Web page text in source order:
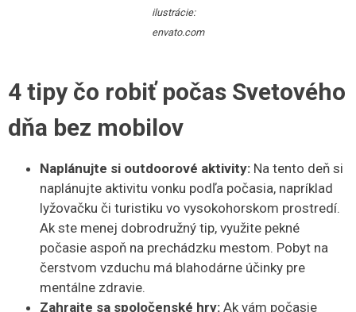
ilustrácie:
envato.com
4 tipy čo robiť počas Svetového
dňa bez mobilov
Naplánujte si outdoorové aktivity: Na tento deň si
naplánujte aktivitu vonku podľa počasia, napríklad
lyžovačku či turistiku vo vysokohorskom prostredí.
Ak ste menej dobrodružný tip, využite pekné
počasie aspoň na prechádzku mestom. Pobyt na
čerstvom vzduchu má blahodárne účinky pre
mentálne zdravie.
Zahrajte sa spoločenské hry: Ak vám počasie